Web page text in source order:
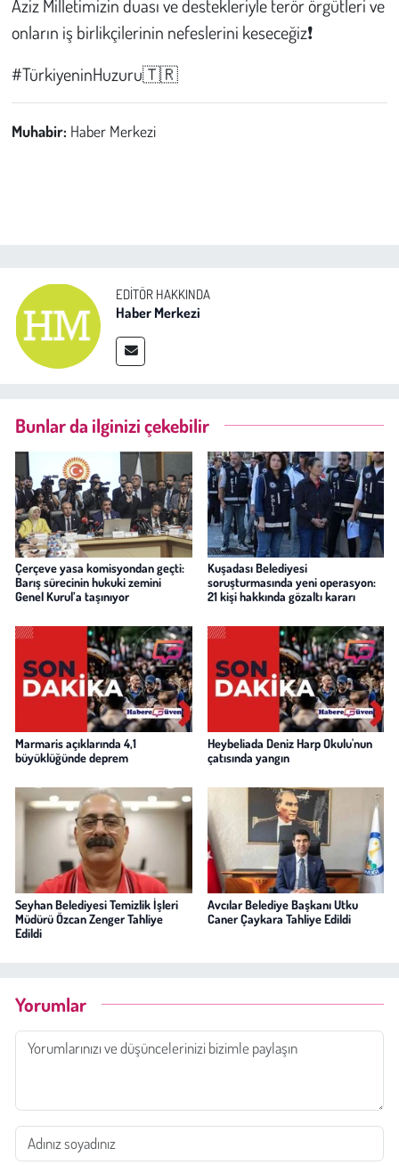
Aziz Milletimizin duası ve destekleriyle terör örgütleri ve
onların iş birlikçilerinin nefeslerini keseceğiz❗️
#TürkiyeninHuzuru🇹🇷
Muhabir: Haber Merkezi
EDITÖR HAKKINDA
Haber Merkezi
Bunlar da ilginizi çekebilir
Çerçeve yasa komisyondan geçti:
Barış sürecinin hukuki zemini
Genel Kurul’a taşınıyor
Kuşadası Belediyesi
soruşturmasında yeni operasyon:
21 kişi hakkında gözaltı kararı
Marmaris açıklarında 4,1
büyüklüğünde deprem
Heybeliada Deniz Harp Okulu'nun
çatısında yangın
Seyhan Belediyesi Temizlik İşleri
Müdürü Özcan Zenger Tahliye
Edildi
Avcılar Belediye Başkanı Utku
Caner Çaykara Tahliye Edildi
Yorumlar